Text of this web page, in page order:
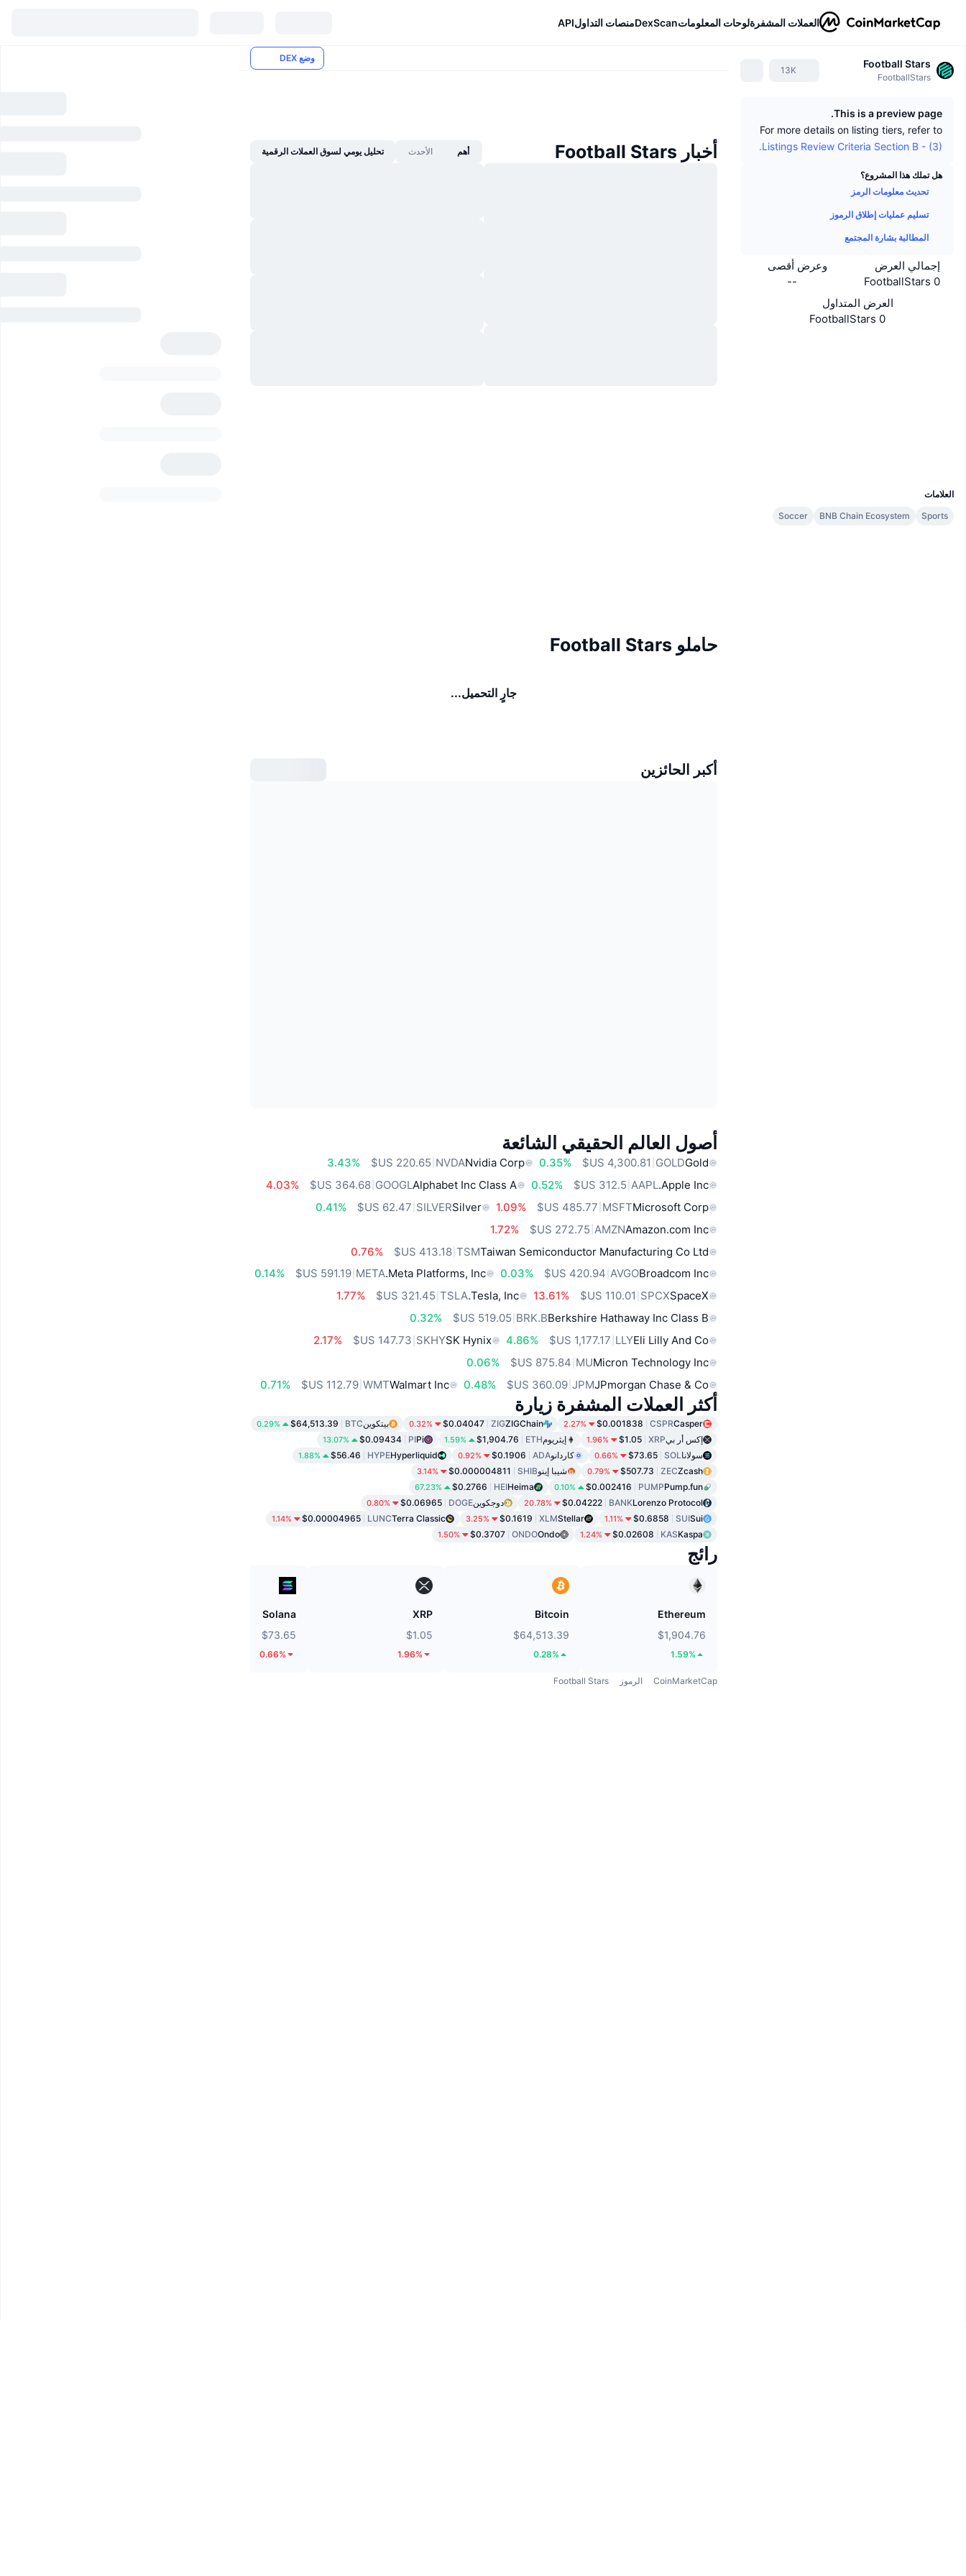
العملات المشفرةلوحات المعلوماتDexScanمنصات التداولAPI
Football Stars
FootballStars
13K
This is a preview page.
For more details on listing tiers, refer to
Listings Review Criteria Section B - (3).
هل تملك هذا المشروع؟
تحديث معلومات الرمز
تسليم عمليات إطلاق الرموز
المطالبة بشارة المجتمع
إجمالي العرض
0 FootballStars
وعرض أقصى
--
العرض المتداول
0 FootballStars
العلامات
Sports
BNB Chain Ecosystem
Soccer
وضع DEX
أخبار Football Stars أهم الأحدث تحليل يومي لسوق العملات الرقمية
حاملو Football Stars
جارٍ التحميل...
أكبر الحائزين
أصول العالم الحقيقي الشائعة
Gold
GOLD
0.35%
Nvidia Corp
NVDA
3.43%
Apple Inc.
AAPL
0.52%
Alphabet Inc Class A
GOOGL
‏364.68 US$
4.03%
Microsoft Corp
MSFT
1.09%
Silver
SILVER
0.41%
Amazon.com Inc
AMZN
1.72%
Taiwan Semiconductor Manufacturing Co Ltd
TSM
‏413.18 US$
0.76%
Broadcom Inc
AVGO
0.03%
Meta Platforms, Inc.
META
‏591.19 US$
0.14%
SpaceX
SPCX
13.61%
Tesla, Inc.
TSLA
1.77%
Berkshire Hathaway Inc Class B
BRK.B
0.32%
Eli Lilly And Co
LLY
4.86%
SK Hynix
SKHY
2.17%
Micron Technology Inc
MU
0.06%
JPmorgan Chase & Co
JPM
‏360.09 US$
0.48%
Walmart Inc
WMT
‏112.79 US$
0.71%
أكثر العملات المشفرة زيارة
Casper
CSPR
$0.001838
2.27%
ZIGChain
ZIG
$0.04047
0.32% بيتكوينBTC
$64,513.39
0.29%
إكس أر بيXRP
$1.05
1.96% إيثريومETH
$1,904.76
1.59%
Pi
PI
$0.09434
13.07%
سولانا SOL
$73.65
0.66% كاردانوADA
$0.1906
0.92%
Hyperliquid
HYPE
$56.46
1.88%
Zcash
ZEC
$507.73
0.79% شيبا إينوSHIB
$0.000004811
3.14%
Pump.fun
PUMP
$0.002416
0.10%
Heima
HEI
$0.2766
67.23%
Lorenzo Protocol
BANK
$0.04222
20.78% دوجكوينDOGE
$0.06965
0.80%
Sui
SUI
$0.6858
1.11%
Stellar
XLM
$0.1619
3.25%
Terra Classic
LUNC
$0.00004965
1.14%
Kaspa
KAS
$0.02608
1.24%
Ondo
ONDO
$0.3707
1.50%
رائج
Ethereum
$1,904.76
1.59%
Bitcoin
$64,513.39
0.28%
XRP
$1.05
1.96%
Solana
$73.65
0.66%
CoinMarketCap الرموز Football Stars